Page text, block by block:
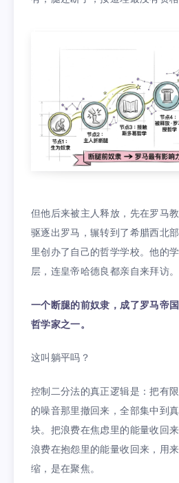
但他后来被主人释放，先在罗马
驱逐出罗马，辗转到了希腊西北
里创办了自己的哲学学校。他的
层，连皇帝哈德良都亲自来拜访。
一个断腿的前奴隶，成了罗马帝
哲学家之一。
这叫躺平吗？
控制二分法的真正逻辑是：把有
的噪音那里撤回来，全部集中到
块。把浪费在焦虑里的能量收回
浪费在抱怨里的能量收回来，用
缩，是在聚焦。